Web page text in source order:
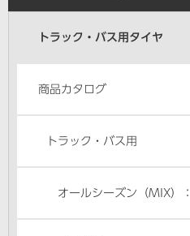
トラック・バス用タイヤ
商品カタログ
トラック・バス用
オールシーズン（MIX）